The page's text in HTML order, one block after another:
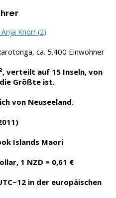
ca. 5.400 Einwohner
verteilt auf 15 Inseln, von
Größte ist.
von Neuseeland.
Islands Maori
1 NZD = 0,61 €
in der europäischen